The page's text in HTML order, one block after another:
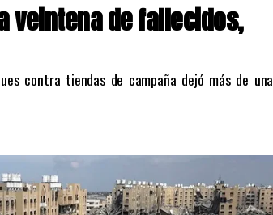
veintena de fallecidos,
contra tiendas de campaña dejó más de una